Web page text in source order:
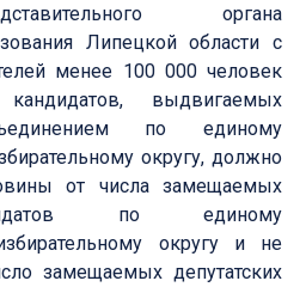
органа
Липецкой области с
менее 100 000 человек
выдвигаемых
по единому
округу, должно
от числа замещаемых
по единому
округу и не
замещаемых депутатских